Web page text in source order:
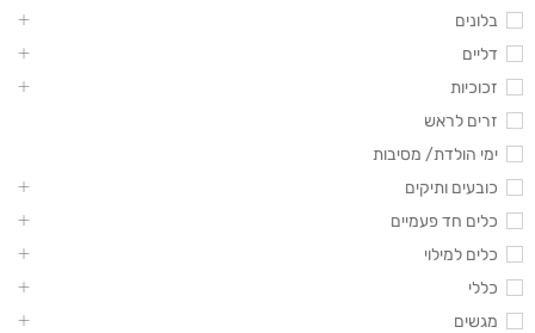
בלונים
דליים
זכוכיות
זרים לראש
ימי הולדת/ מסיבות
כובעים ותיקים
כלים חד פעמיים
כלים למילוי
כללי
מגשים